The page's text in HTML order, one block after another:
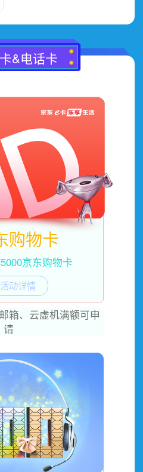
&电话卡
购物卡
京东购物卡
动详情
箱、云虚机满额可申
请